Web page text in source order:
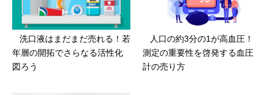
洗口液はまだまだ売れる！若
年層の開拓でさらなる活性化
図ろう
人口の約3分の1が高血圧！
測定の重要性を啓発する血圧
計の売り方